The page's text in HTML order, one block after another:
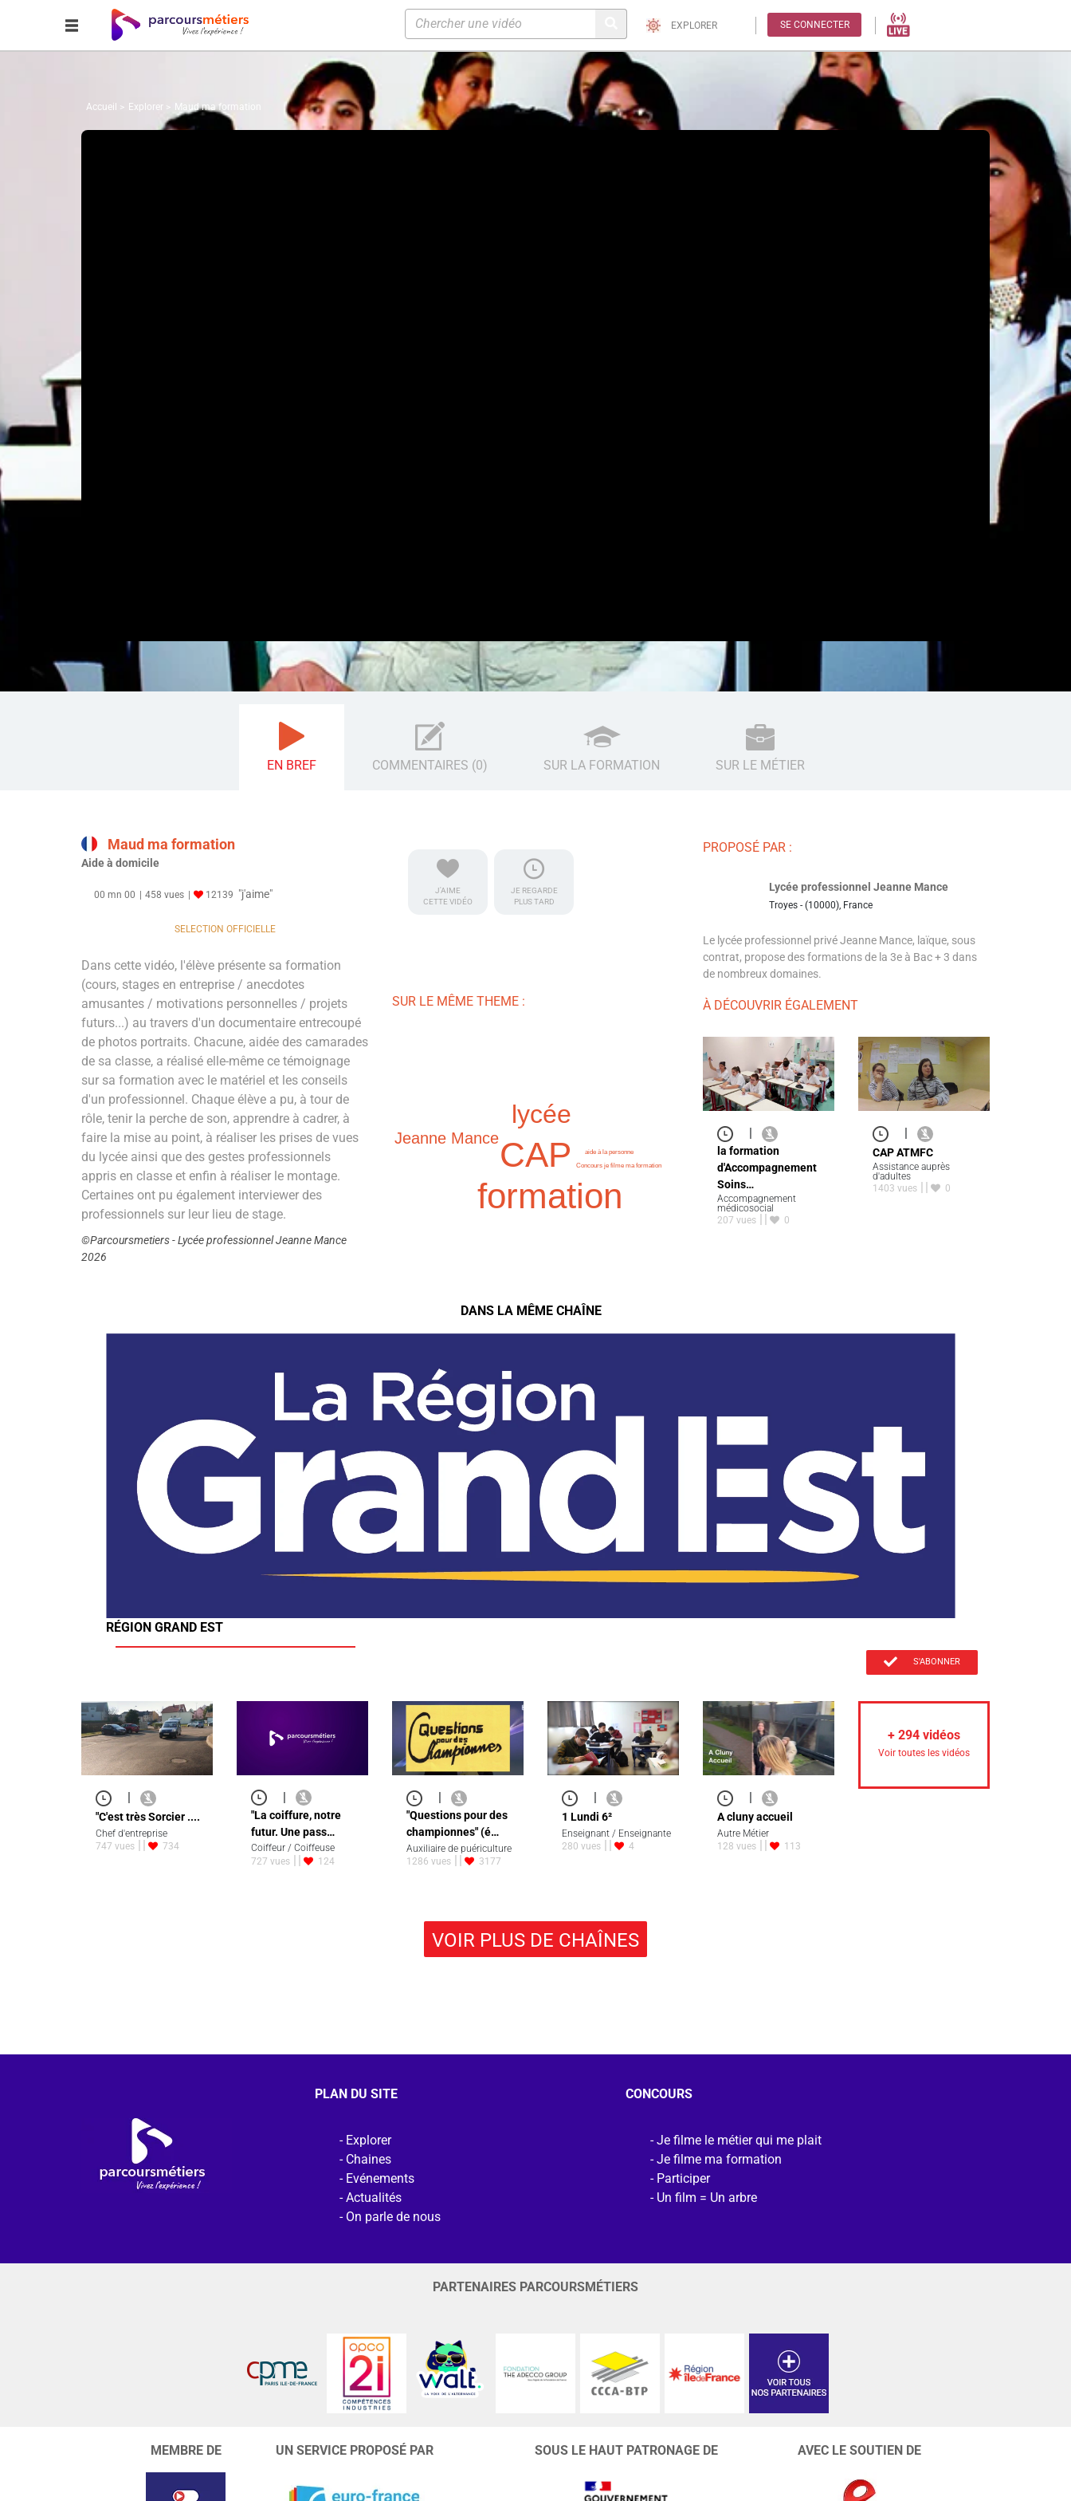
EXPLORER SE CONNECTER
Accueil Explorer Maud ma formation
EN BREF COMMENTAIRES (0) SUR LA FORMATION SUR LE MÉTIER
Maud ma formation
Aide à domicile
00 mn 00 458 vues 12139 "j'aime"
SELECTION OFFICIELLE
Dans cette vidéo, l'élève présente sa formation
(cours, stages en entreprise / anecdotes
amusantes / motivations personnelles / projets
futurs...) au travers d'un documentaire entrecoupé
de photos portraits. Chacune, aidée des camarades
de sa classe, a réalisé elle-même ce témoignage
sur sa formation avec le matériel et les conseils
d'un professionnel. Chaque élève a pu, à tour de
rôle, tenir la perche de son, apprendre à cadrer, à
faire la mise au point, à réaliser les prises de vues
du lycée ainsi que des gestes professionnels
appris en classe et enfin à réaliser le montage.
Certaines ont pu également interviewer des
professionnels sur leur lieu de stage.
©Parcoursmetiers - Lycée professionnel Jeanne Mance
2026
J'AIME
CETTE VIDÉO
JE REGARDE
PLUS TARD
SUR LE MÊME THEME :
CAP
formation
lycée
Jeanne Mance
Concours je filme ma formation
aide à la personne
PROPOSÉ PAR :
Lycée professionnel Jeanne Mance
Troyes - (10000), France
Le lycée professionnel privé Jeanne Mance, laïque, sous
contrat, propose des formations de la 3e à Bac + 3 dans
de nombreux domaines.
À DÉCOUVRIR ÉGALEMENT
la formation
d'Accompagnement
Soins…
Accompagnement
médicosocial
207 vues
0
CAP ATMFC
Assistance auprès
d'adultes
1403 vues
0
DANS LA MÊME CHAÎNE
RÉGION GRAND EST
S'ABONNER
|
"C'est très Sorcier ....
Chef d'entreprise
747 vues
734
|
"La coiffure, notre
futur. Une pass…
Coiffeur / Coiffeuse
727 vues
124
|
"Questions pour des
championnes" (é…
Auxiliaire de puériculture
1286 vues
3177
|
1 Lundi 6²
Enseignant / Enseignante
280 vues
4
|
A cluny accueil
Autre Métier
128 vues
113
+ 294 vidéos
Voir toutes les vidéos
VOIR PLUS DE CHAÎNES
PLAN DU SITE
Explorer
Chaines
Evénements
Actualités
On parle de nous
CONCOURS
Je filme le métier qui me plait
Je filme ma formation
Participer
Un film = Un arbre
PARTENAIRES PARCOURSMÉTIERS
MEMBRE DE UN SERVICE PROPOSÉ PAR SOUS LE HAUT PATRONAGE DE AVEC LE SOUTIEN DE